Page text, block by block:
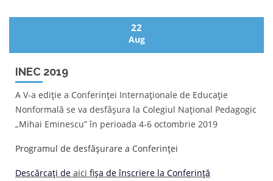
22
Aug
INEC 2019
A V-a ediție a Conferinței Internaționale de Educație
Nonformală se va desfășura la Colegiul Național Pedagogic
„Mihai Eminescu” în perioada 4-6 octombrie 2019
Programul de desfășurare a Conferinței
Descărcați de aici fișa de înscriere la Conferință